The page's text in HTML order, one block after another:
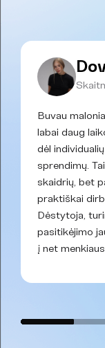
Buvau
labai daug
dėl
sprendimų.
skaidrių, bet
praktiškai
Dėstytoja,
pasitikėjimo
į net